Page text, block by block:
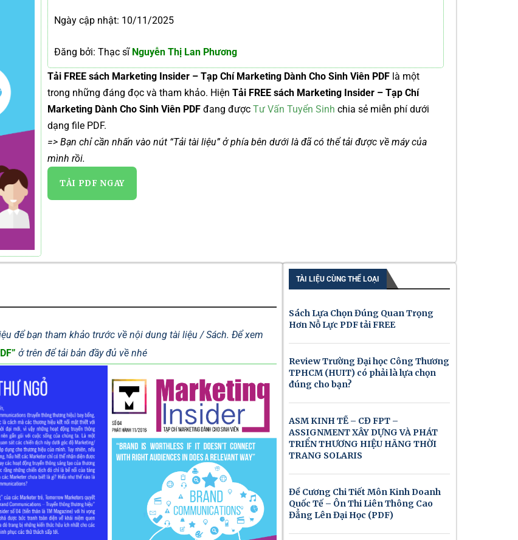
Ngày cập nhật: 10/11/2025
Đăng bởi: Thạc sĩNguyễn Thị Lan Phương
Tải FREE sách Marketing Insider – Tạp Chí Marketing Dành Cho Sinh Viên PDF là một
trong những đáng đọc và tham khảo. Hiện Tải FREE sách Marketing Insider – Tạp Chí
Marketing Dành Cho Sinh Viên PDF đang được Tư Vấn Tuyển Sinh chia sẻ miễn phí dưới
dạng file PDF.
=> Bạn chỉ cần nhấn vào nút “Tải tài liệu” ở phía bên dưới là đã có thể tải được về máy của
mình rồi.
TẢI PDF NGAY
để bạn tham khảo trước về nội dung tài liệu / Sách. Để xem
ở trên để tải bản đầy đủ về nhé
TÀI LIỆU CÙNG THỂ LOẠI
Sách Lựa Chọn Đúng Quan Trọng
Hơn Nỗ Lực PDF tải FREE
Review Trường Đại học Công Thương
TPHCM (HUIT) có phải là lựa chọn
đúng cho bạn?
ASM KINH TẾ – CĐ FPT –
ASSIGNMENT XÂY DỰNG VÀ PHÁT
TRIỂN THƯƠNG HIỆU HÃNG THỜI
TRANG SOLARIS
Đề Cương Chi Tiết Môn Kinh Doanh
Quốc Tế – Ôn Thi Liên Thông Cao
Đẳng Lên Đại Học (PDF)